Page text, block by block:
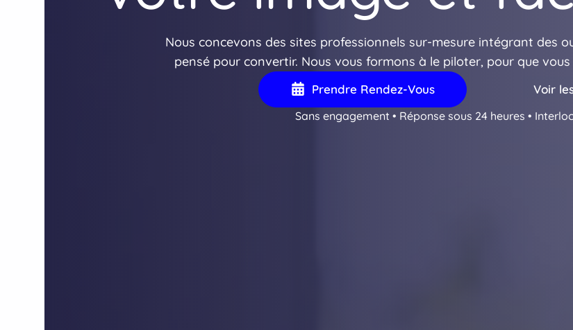
Nous concevons des sites professionnels sur-mesure intégrant des
pensé pour convertir. Nous vous formons à le piloter, pour que
Prendre Rendez-Vous Voir
Sans engagement • Réponse sous 24 heures •